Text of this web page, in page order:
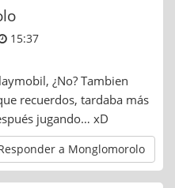
15:37
¿No? Tambien
recuerdos, tardaba más
jugando… xD
a Monglomorolo